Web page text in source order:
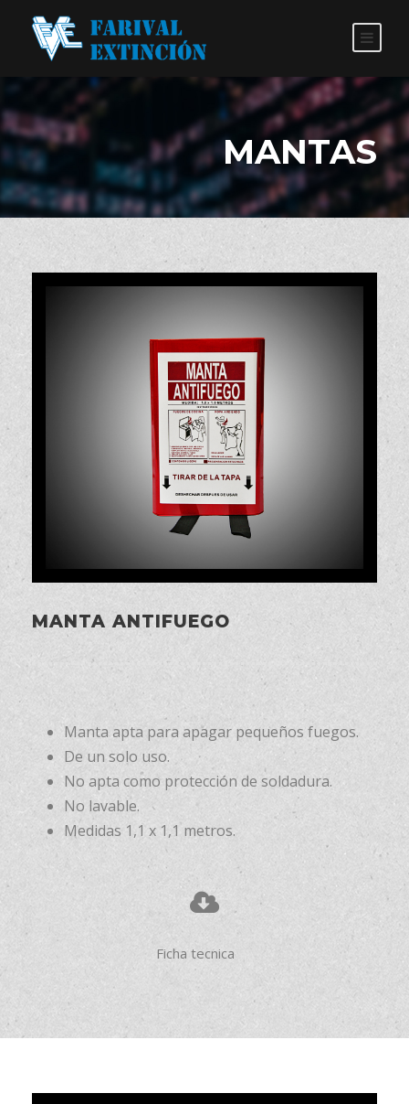
MANTAS
MANTA ANTIFUEGO
Manta apta para apagar pequeños fuegos.
De un solo uso.
No apta como protección de soldadura.
No lavable.
Medidas 1,1 x 1,1 metros.
Ficha tecnica